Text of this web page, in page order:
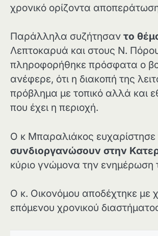
χρονικό ορίζοντα
Παράλληλα συζήτησαν το
Λεπτοκαρυά και στους Ν.
πληροφορήθηκε πρόσφατα ο
ανέφερε, ότι η διακοπή της
πρόβλημα με τοπικό αλλά και
που έχει η περιοχή.
Ο κ Μπαραλιάκος ευχαρίστησε
συνδιοργανώσουν στην
κύριο γνώμονα την
Ο κ. Οικονόμου αποδέχτηκε με
επόμενου χρονικού